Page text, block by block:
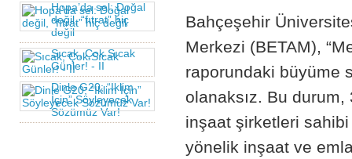
Bahçeşehir
Merkezi (BETAM),
raporundaki büyüme
olanaksız. Bu
inşaat şirketleri
yönelik inşaat ve
Hopa’da sel: Doğal
değil, “fıtrat” hiç
değil
Sıcak, Çok Sıcak
Günler! - II
Dinle G20; “İklim
İçin” Söyleyecek
Sözümüz Var!